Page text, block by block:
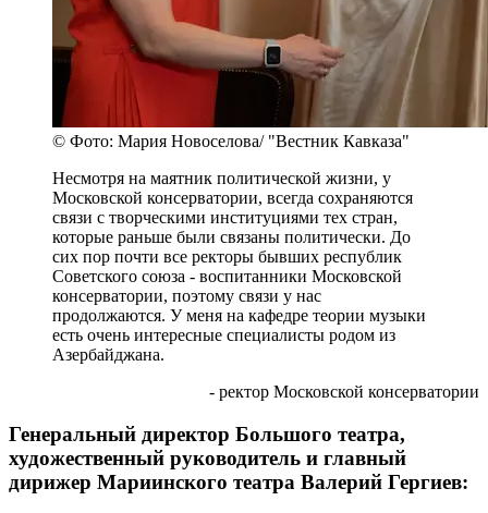
© Фото: Мария Новоселова/ "Вестник Кавказа"
Несмотря на маятник политической жизни, у
Московской консерватории, всегда сохраняются
связи с творческими институциями тех стран,
которые раньше были связаны политически. До
сих пор почти все ректоры бывших республик
Советского союза - воспитанники Московской
консерватории, поэтому связи у нас
продолжаются. У меня на кафедре теории музыки
есть очень интересные специалисты родом из
Азербайджана.
- ректор Московской консерватории
Генеральный директор Большого театра,
художественный руководитель и главный
дирижер Мариинского театра Валерий Гергиев: